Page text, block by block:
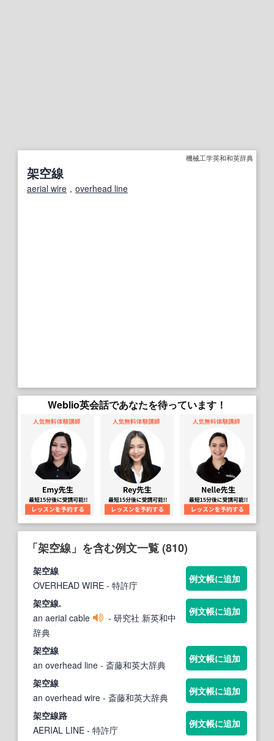
機械工学英和和英辞典
架空線
aerial wire ， overhead line
Weblio英会話であなたを待っています！
「架空線」を含む例文一覧 (810)
架空線
OVERHEAD WIRE - 特許庁
例文帳に追加
架空線.
an aerial cable
- 研究社 新英和中
辞典
例文帳に追加
架空線
an overhead line - 斎藤和英大辞典
例文帳に追加
架空線
an overhead wire - 斎藤和英大辞典
例文帳に追加
架空線路
AERIAL LINE - 特許庁
例文帳に追加